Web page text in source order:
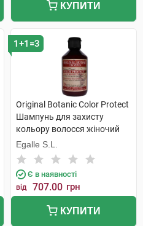
КУПИТИ
1+1=3
Original Botanic Color Protect
Шампунь для захисту
кольору волосся жіночий
250 мл 1 флакон
Egalle S.L.
Є в наявності
від 707.00 грн
КУПИТИ